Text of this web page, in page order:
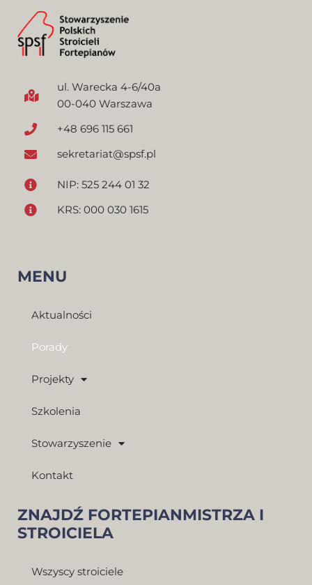
ul. Warecka 4-6/40a
00-040 Warszawa
+48 696 115 661
sekretariat@spsf.pl
NIP: 525 244 01 32
KRS: 000 030 1615
MENU
Aktualności
Porady
Projekty
Szkolenia
Stowarzyszenie
Kontakt
ZNAJDŹ FORTEPIANMISTRZA I
STROICIELA
Wszyscy stroiciele